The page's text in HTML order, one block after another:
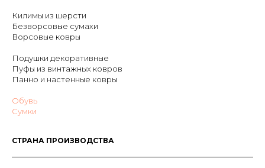
Килимы из шерсти
Безворсовые сумахи
Ворсовые ковры
Подушки декоративные
Пуфы из винтажных ковров
Панно и настенные ковры
Обувь
Сумки
СТРАНА ПРОИЗВОДСТВА